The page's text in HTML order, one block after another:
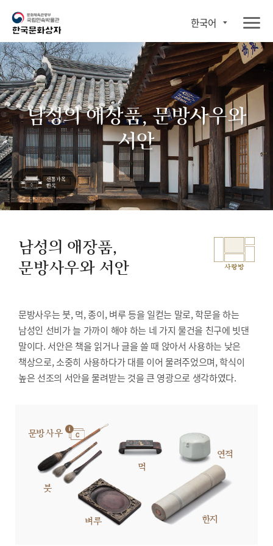
한국어
남성의 애장품, 문방사우와
서안
남성의 애장품,
문방사우와 서안
사랑방
문방사우는 붓, 먹, 종이, 벼루 등을 일컫는 말로, 학문을 하는
남성인 선비가 늘 가까이 해야 하는 네 가지 물건을 친구에 빗댄
말이다. 서안은 책을 읽거나 글을 쓸 때 앉아서 사용하는 낮은
책상으로, 소중히 사용하다가 대를 이어 물려주었으며, 학식이
높은 선조의 서안을 물려받는 것을 큰 영광으로 생각하였다.
문방사우
붓
먹
연적
벼루 한지